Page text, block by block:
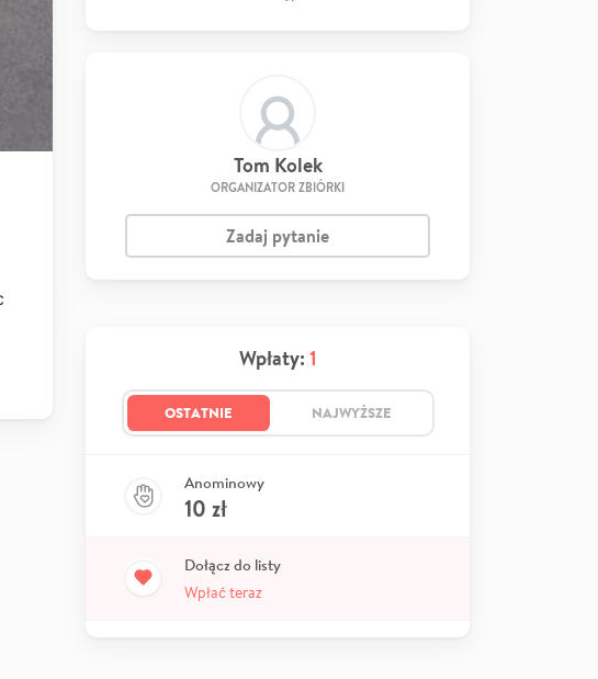
Tom Kolek
ORGANIZATOR ZBIÓRKI
Zadaj pytanie
Wpłaty: 1
OSTATNIE NAJWYŻSZE
Anominowy
10 zł
Dołącz do listy
Wpłać teraz